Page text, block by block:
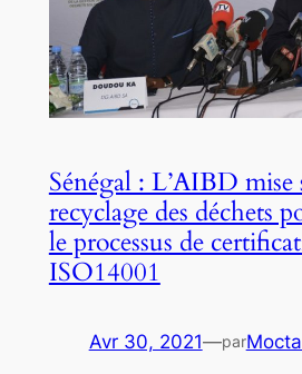
Sénégal : L’AIBD
recyclage des déchets
le processus de
ISO14001
Avr 30, 2021—par